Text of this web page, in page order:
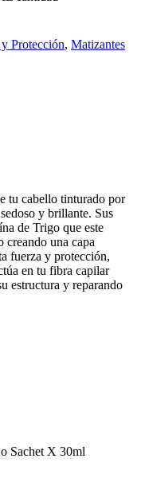
Protección, Matizantes
tu cabello tinturado por
y brillante. Sus
de Trigo que este
creando una capa
fuerza y protección,
en tu fibra capilar
estructura y reparando
Sachet X 30ml